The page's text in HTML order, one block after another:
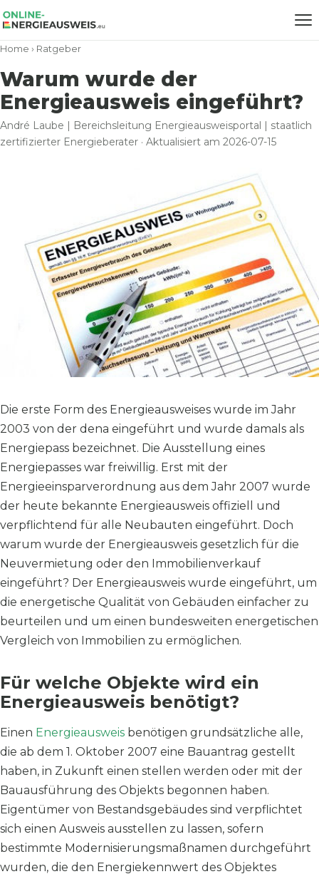
Home › Ratgeber
Warum wurde der
Energieausweis eingeführt?
André Laube | Bereichsleitung Energieausweisportal | staatlich
zertifizierter Energieberater · Aktualisiert am 2026-07-15
Die erste Form des Energieausweises wurde im Jahr
2003 von der dena eingeführt und wurde damals als
Energiepass bezeichnet. Die Ausstellung eines
Energiepasses war freiwillig. Erst mit der
Energieeinsparverordnung aus dem Jahr 2007 wurde
der heute bekannte Energieausweis offiziell und
verpflichtend für alle Neubauten eingeführt. Doch
warum wurde der Energieausweis gesetzlich für die
Neuvermietung oder den Immobilienverkauf
eingeführt? Der Energieausweis wurde eingeführt, um
die energetische Qualität von Gebäuden einfacher zu
beurteilen und um einen bundesweiten energetischen
Vergleich von Immobilien zu ermöglichen.
Für welche Objekte wird ein
Energieausweis benötigt?
Einen Energieausweis benötigen grundsätzliche alle,
die ab dem 1. Oktober 2007 eine Bauantrag gestellt
haben, in Zukunft einen stellen werden oder mit der
Bauausführung des Objekts begonnen haben.
Eigentümer von Bestandsgebäudes sind verpflichtet
sich einen Ausweis ausstellen zu lassen, sofern
bestimmte Modernisierungsmaßnamen durchgeführt
wurden, die den Energiekennwert des Objektes